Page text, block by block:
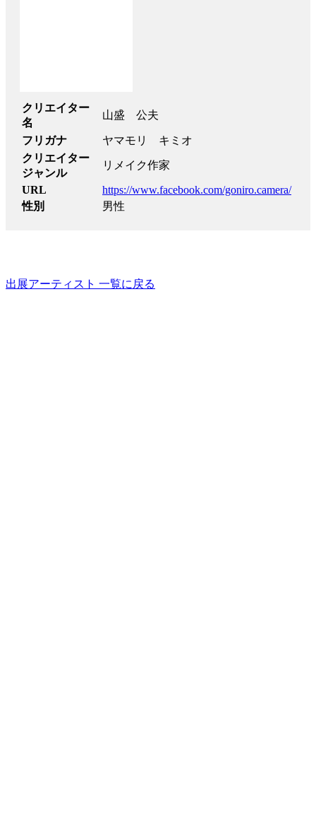
クリエイター
名
山盛 公夫
フリガナ
ヤマモリ キミオ
クリエイター
ジャンル
リメイク作家
URL
https://www.facebook.com/goniro.camera/
性別
男性
出展アーティスト 一覧に戻る